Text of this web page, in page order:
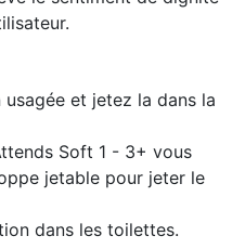
et jetez la dans la
Soft 1 - 3+ vous
jetable pour jeter le
dans les toilettes.